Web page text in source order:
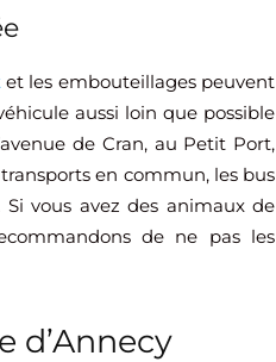
et les embouteillages peuvent
aussi loin que possible
de Cran, au Petit Port,
en commun, les bus
vous avez des animaux de
de ne pas les
d’Annecy